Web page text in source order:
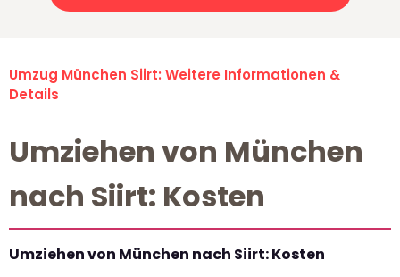
Umzug München Siirt: Weitere Informationen &
Details
Umziehen von München
nach Siirt: Kosten
Umziehen von München nach Siirt: Kosten